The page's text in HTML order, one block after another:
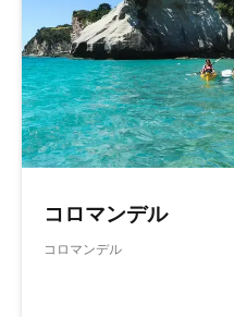
コロマンデル
コロマンデル